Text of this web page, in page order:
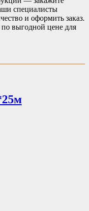
специалисты
и оформить заказ.
выгодной цене для